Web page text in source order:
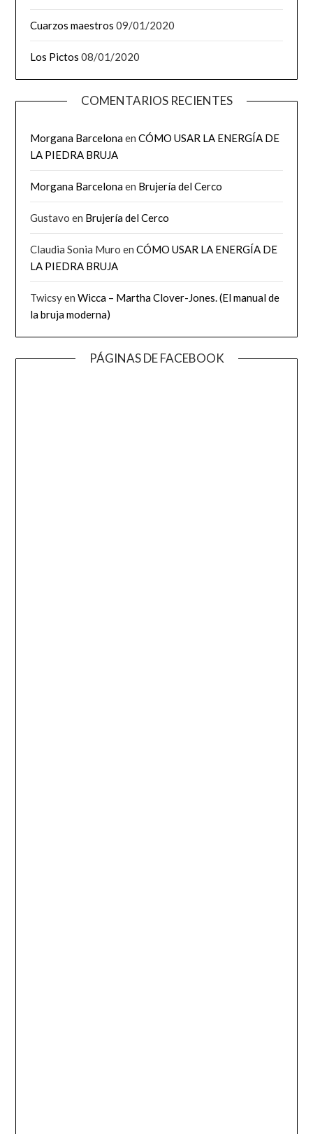
Cuarzos maestros 09/01/2020
Los Pictos 08/01/2020
COMENTARIOS RECIENTES
Morgana BarcelonaenCÓMO USAR LA ENERGÍA DE
LA PIEDRA BRUJA
Morgana Barcelonaen Brujería del Cerco
Gustavo en Brujería del Cerco
Claudia Sonia Muro enCÓMO USAR LA ENERGÍA DE
LA PIEDRA BRUJA
TwicsyenWicca – Martha Clover-Jones. (El manual de
la bruja moderna)
PÁGINAS DE FACEBOOK